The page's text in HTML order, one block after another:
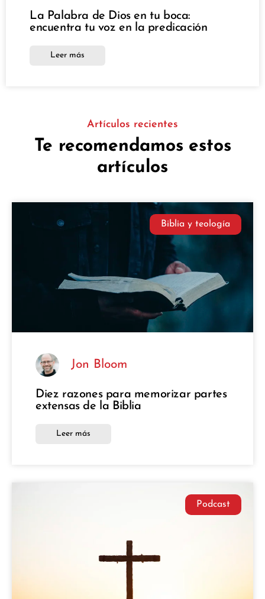
La Palabra de Dios en tu boca:
encuentra tu voz en la predicación
Leer más
Artículos recientes
Te recomendamos estos
artículos
Biblia y teología
Jon Bloom
Diez razones para memorizar partes
extensas de la Biblia
Leer más
Podcast